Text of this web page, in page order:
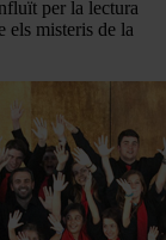
per la lectura
els misteris de la